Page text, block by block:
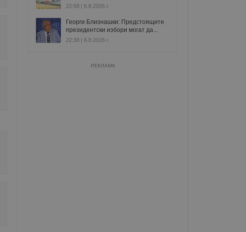
22:58 | 6.8.2026 г.
Георги Близнашки: Предстоящите
президентски избори могат да...
22:38 | 6.8.2026 г.
РЕКЛАМА